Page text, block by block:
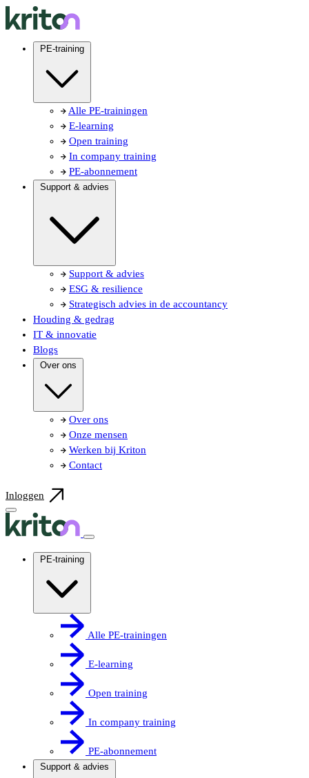
PE-training
Alle PE-trainingen
E-learning
Open training
In company training
PE-abonnement
Support & advies
Support & advies
ESG & resilience
Strategisch advies in de accountancy
Houding & gedrag
IT & innovatie
Blogs
Over ons
Over ons
Onze mensen
Werken bij Kriton
Contact
Inloggen
PE-training
Alle PE-trainingen
E-learning
Open training
In company training
PE-abonnement
Support & advies